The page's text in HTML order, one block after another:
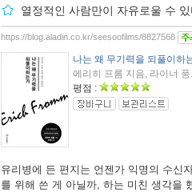
열정적인 사람만이 자유로울 수
https://blog.aladin.co.kr/seesoofilms/8827568
나는 왜 무기력을 되풀이하
에리히 프롬 지음, 라이너
평점 :
유리병에 든 편지는 언젠가 익명의 수신
를 위해 쓴 게 아닐까, 하는 미친 생각을